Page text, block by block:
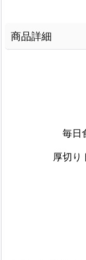
商品詳細
毎日
厚切り